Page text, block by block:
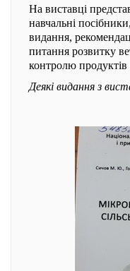
На виставці
навчальні
видання,
питання розвитку
контролю продуктів
Деякі видання з